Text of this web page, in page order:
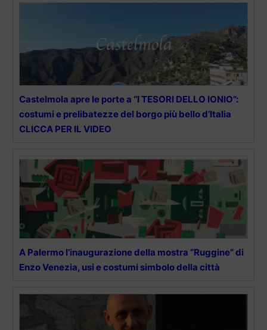
Castelmola apre le porte a “I TESORI DELLO IONIO”:
costumi e prelibatezze del borgo più bello d’Italia
CLICCA PER IL VIDEO
A Palermo l’inaugurazione della mostra “Ruggine” di
Enzo Venezia, usi e costumi simbolo della città